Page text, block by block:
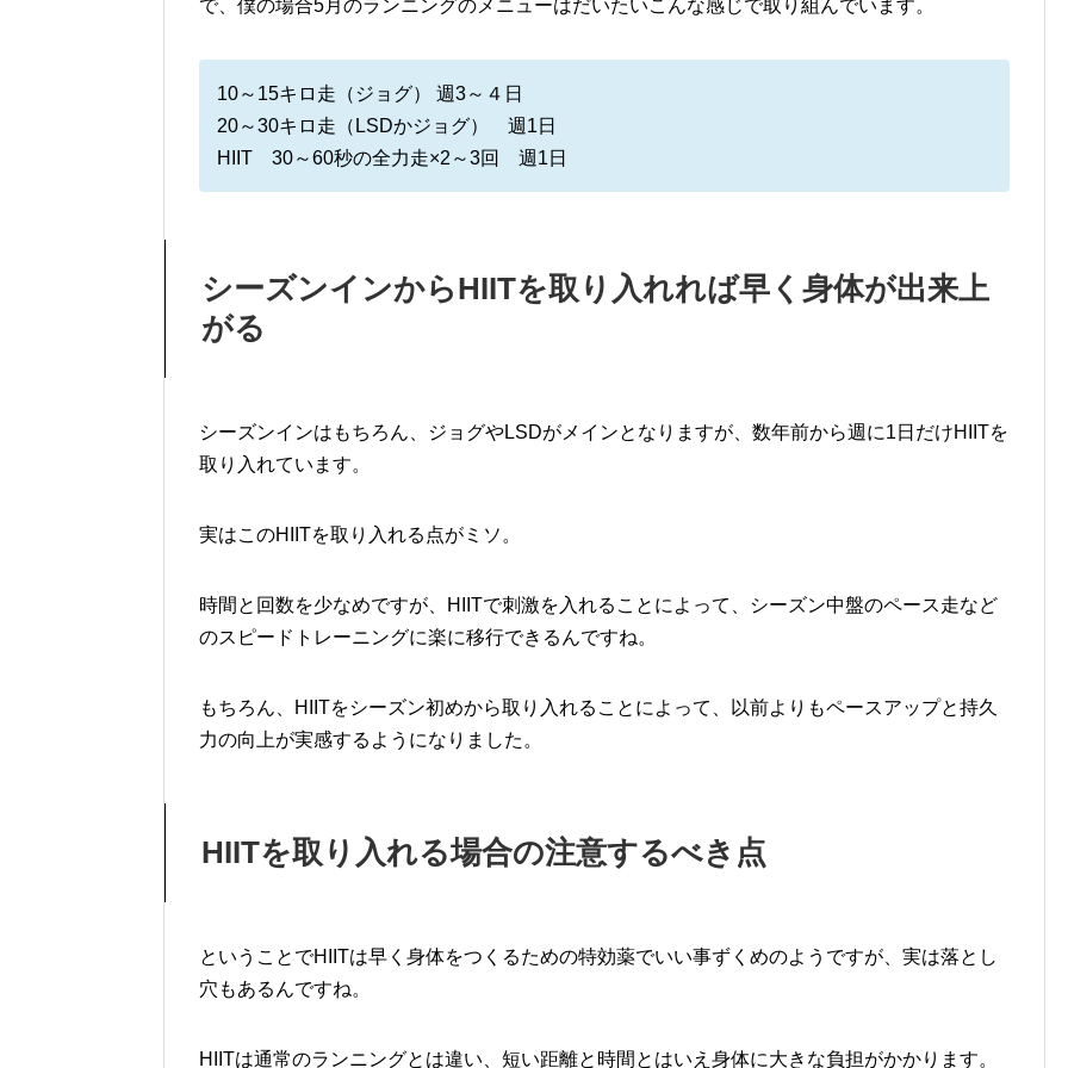
で、僕の場合5月のランニングのメニューはだいたいこんな感じで取り組んでいます。
10～15キロ走（ジョグ） 週3～４日
20～30キロ走（LSDかジョグ） 週1日
HIIT 30～60秒の全力走×2～3回 週1日
シーズンインからHIITを取り入れれば早く身体が出来上
がる
シーズンインはもちろん、ジョグやLSDがメインとなりますが、数年前から週に1日だけHIITを
取り入れています。
実はこのHIITを取り入れる点がミソ。
時間と回数を少なめですが、HIITで刺激を入れることによって、シーズン中盤のペース走など
のスピードトレーニングに楽に移行できるんですね。
もちろん、HIITをシーズン初めから取り入れることによって、以前よりもペースアップと持久
力の向上が実感するようになりました。
HIITを取り入れる場合の注意するべき点
ということでHIITは早く身体をつくるための特効薬でいい事ずくめのようですが、実は落とし
穴もあるんですね。
HIITは通常のランニングとは違い、短い距離と時間とはいえ身体に大きな負担がかかります。